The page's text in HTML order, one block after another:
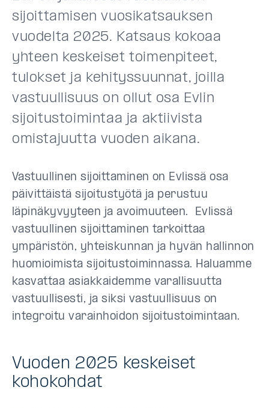
sijoittamisen vuosikatsauksen
vuodelta 2025. Katsaus kokoaa
yhteen keskeiset toimenpiteet,
tulokset ja kehityssuunnat, joilla
vastuullisuus on ollut osa Evlin
sijoitustoimintaa ja aktiivista
omistajuutta vuoden aikana.
Vastuullinen sijoittaminen on Evlissä osa
päivittäistä sijoitustyötä ja perustuu
läpinäkyvyyteen ja avoimuuteen. Evlissä
vastuullinen sijoittaminen tarkoittaa
ympäristön, yhteiskunnan ja hyvän hallinnon
huomioimista sijoitustoiminnassa. Haluamme
kasvattaa asiakkaidemme varallisuutta
vastuullisesti, ja siksi vastuullisuus on
integroitu varainhoidon sijoitustoimintaan.
Vuoden 2025 keskeiset
kohokohdat